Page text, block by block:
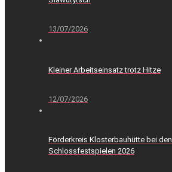
13/07/2026
Kleiner Arbeitseinsatz trotz Hitze
12/07/2026
Förderkreis Klosterbauhütte bei den
Schlossfestspielen 2026